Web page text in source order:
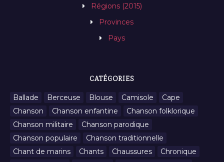
Régions (2015)
Provinces
Pays
CATÉGORIES
Ballade Berceuse Blouse Camisole
Cape
Chanson
Chanson enfantine
Chanson folklorique
Chanson militaire
Chanson parodique
Chanson populaire
Chanson traditionnelle
Chant de marins
Chants Chaussures
Chronique